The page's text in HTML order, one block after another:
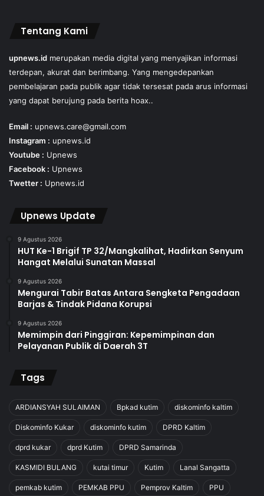
Tentang Kami
upnews.id merupakan media digital yang menyajikan informasi
terdepan, akurat dan berimbang. Yang mengedepankan
pembelajaran pada publik agar tidak tersesat pada arus informasi
yang dapat berujung pada berita hoax..
Email : upnews.care@gmail.com
Instagram : upnews.id
Youtube : Upnews
Facebook : Upnews
Twetter : Upnews.id
Upnews Update
9 Agustus 2026
HUT Ke-1 Brigif TP 32/Mangkalihat, Hadirkan Senyum
Hangat Melalui Sunatan Massal
9 Agustus 2026
Mengurai Tabir Batas Antara Sengketa Pengadaan
Barjas & Tindak Pidana Korupsi
9 Agustus 2026
Memimpin dari Pinggiran: Kepemimpinan dan
Pelayanan Publik di Daerah 3T
Tags
ARDIANSYAH SULAIMAN Bpkad kutim diskominfo kaltim
Diskominfo Kukar diskominfo kutim DPRD Kaltim
dprd kukar dprd Kutim DPRD Samarinda
KASMIDI BULANG kutai timur Kutim Lanal Sangatta
pemkab kutim PEMKAB PPU Pemprov Kaltim PPU